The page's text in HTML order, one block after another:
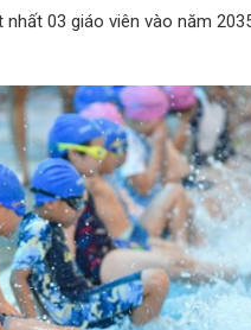
03 giáo viên vào năm